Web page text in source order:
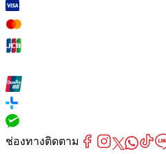
ช่องทางติดตาม